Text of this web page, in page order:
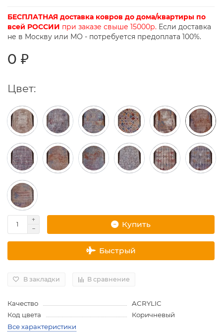
БЕСПЛАТНАЯ доставка ковров до дома/квартиры по
всей РОССИИ при заказе свыше 15000р. Если доставка
не в Москву или МО - потребуется предоплата 100%.
0 ₽
Цвет:
Купить
Быстрый
В закладки В сравнение
Качество
ACRYLIC
Код цвета
Коричневый
Все характеристики